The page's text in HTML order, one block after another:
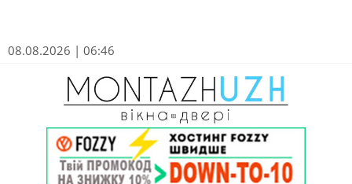
08.08.2026 | 06:46